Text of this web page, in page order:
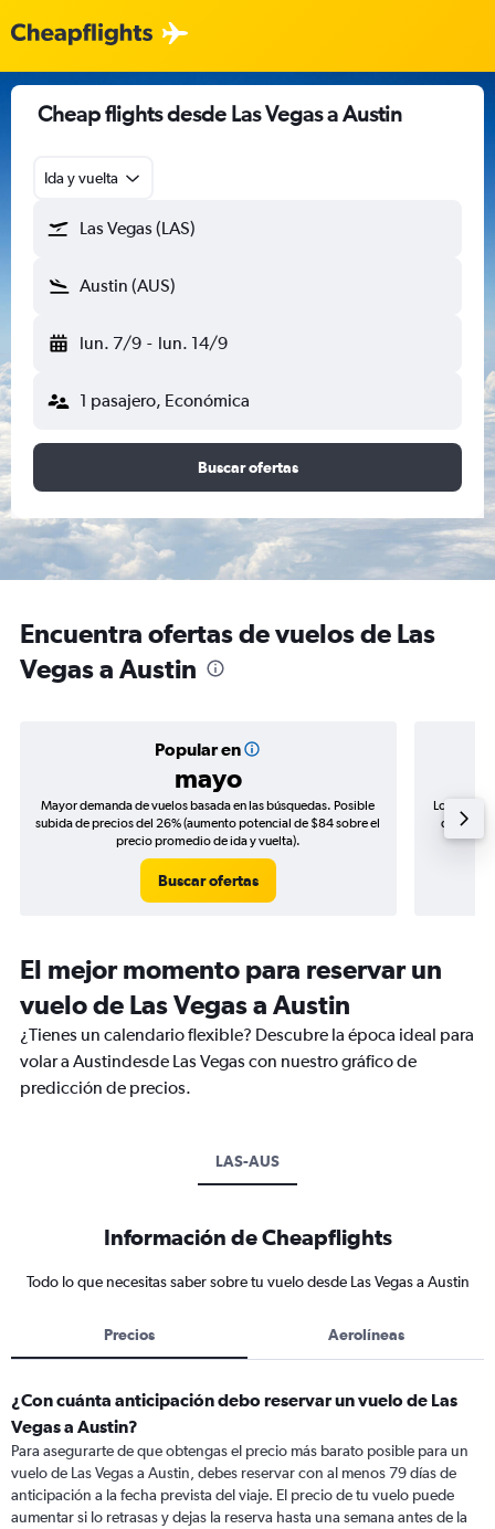
Cheap flights desde Las Vegas a Austin
Ida y vuelta
Las Vegas (LAS)
Austin (AUS)
lun. 7/9 - lun. 14/9
1 pasajero, Económica
Buscar ofertas
Encuentra ofertas de vuelos de Las
Vegas a Austin
Popular en
mayo
Mayor demanda de vuelos basada en las búsquedas. Posible
subida de precios del 26% (aumento potencial de $84 sobre el
precio promedio de ida y vuelta).
Buscar ofertas
Los
de
El mejor momento para reservar un
vuelo de Las Vegas a Austin
¿Tienes un calendario flexible? Descubre la época ideal para
volar a Austindesde Las Vegas con nuestro gráfico de
predicción de precios.
LAS-AUS
Información de Cheapflights
Todo lo que necesitas saber sobre tu vuelo desde Las Vegas a Austin
Precios Aerolíneas
¿Con cuánta anticipación debo reservar un vuelo de Las
Vegas a Austin?
Para asegurarte de que obtengas el precio más barato posible para un
vuelo de Las Vegas a Austin, debes reservar con al menos 79 días de
anticipación a la fecha prevista del viaje. El precio de tu vuelo puede
aumentar si lo retrasas y dejas la reserva hasta una semana antes de la